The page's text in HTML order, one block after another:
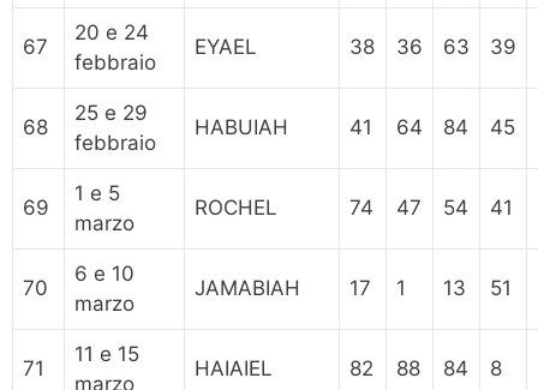
67
20 e 24
febbraio
EYAEL 38 36 63 39
68
25 e 29
febbraio
HABUIAH 41 64 84 45
69
1 e 5
marzo
ROCHEL 74 47 54 41
70
6 e 10
marzo
JAMABIAH 17 1 13 51
71
11 e 15
marzo
HAIAIEL 82 88 84 8